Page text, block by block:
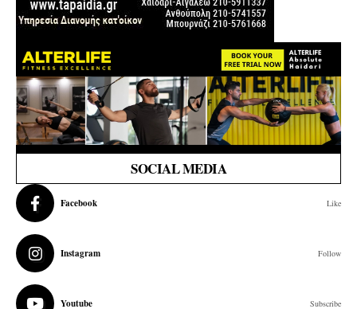
SOCIAL MEDIA
Facebook Like
Instagram Follow
Youtube Subscribe